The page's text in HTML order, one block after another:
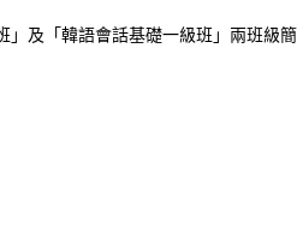
及「韓語會話基礎一級班」兩班級